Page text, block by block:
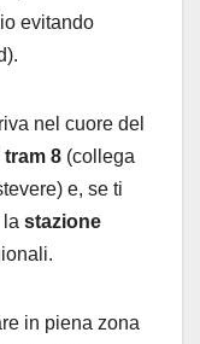
evitando
nel cuore del
tram 8 (collega
e, se ti
la stazione
in piena zona